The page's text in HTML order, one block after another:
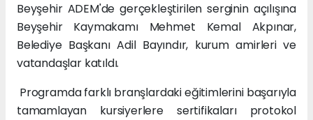
Beyşehir ADEM'de gerçekleştirilen serginin açılışına
Beyşehir Kaymakamı Mehmet Kemal Akpınar,
Belediye Başkanı Adil Bayındır, kurum amirleri ve
vatandaşlar katıldı.
Programda farklı branşlardaki eğitimlerini başarıyla
tamamlayan kursiyerlere sertifikaları protokol